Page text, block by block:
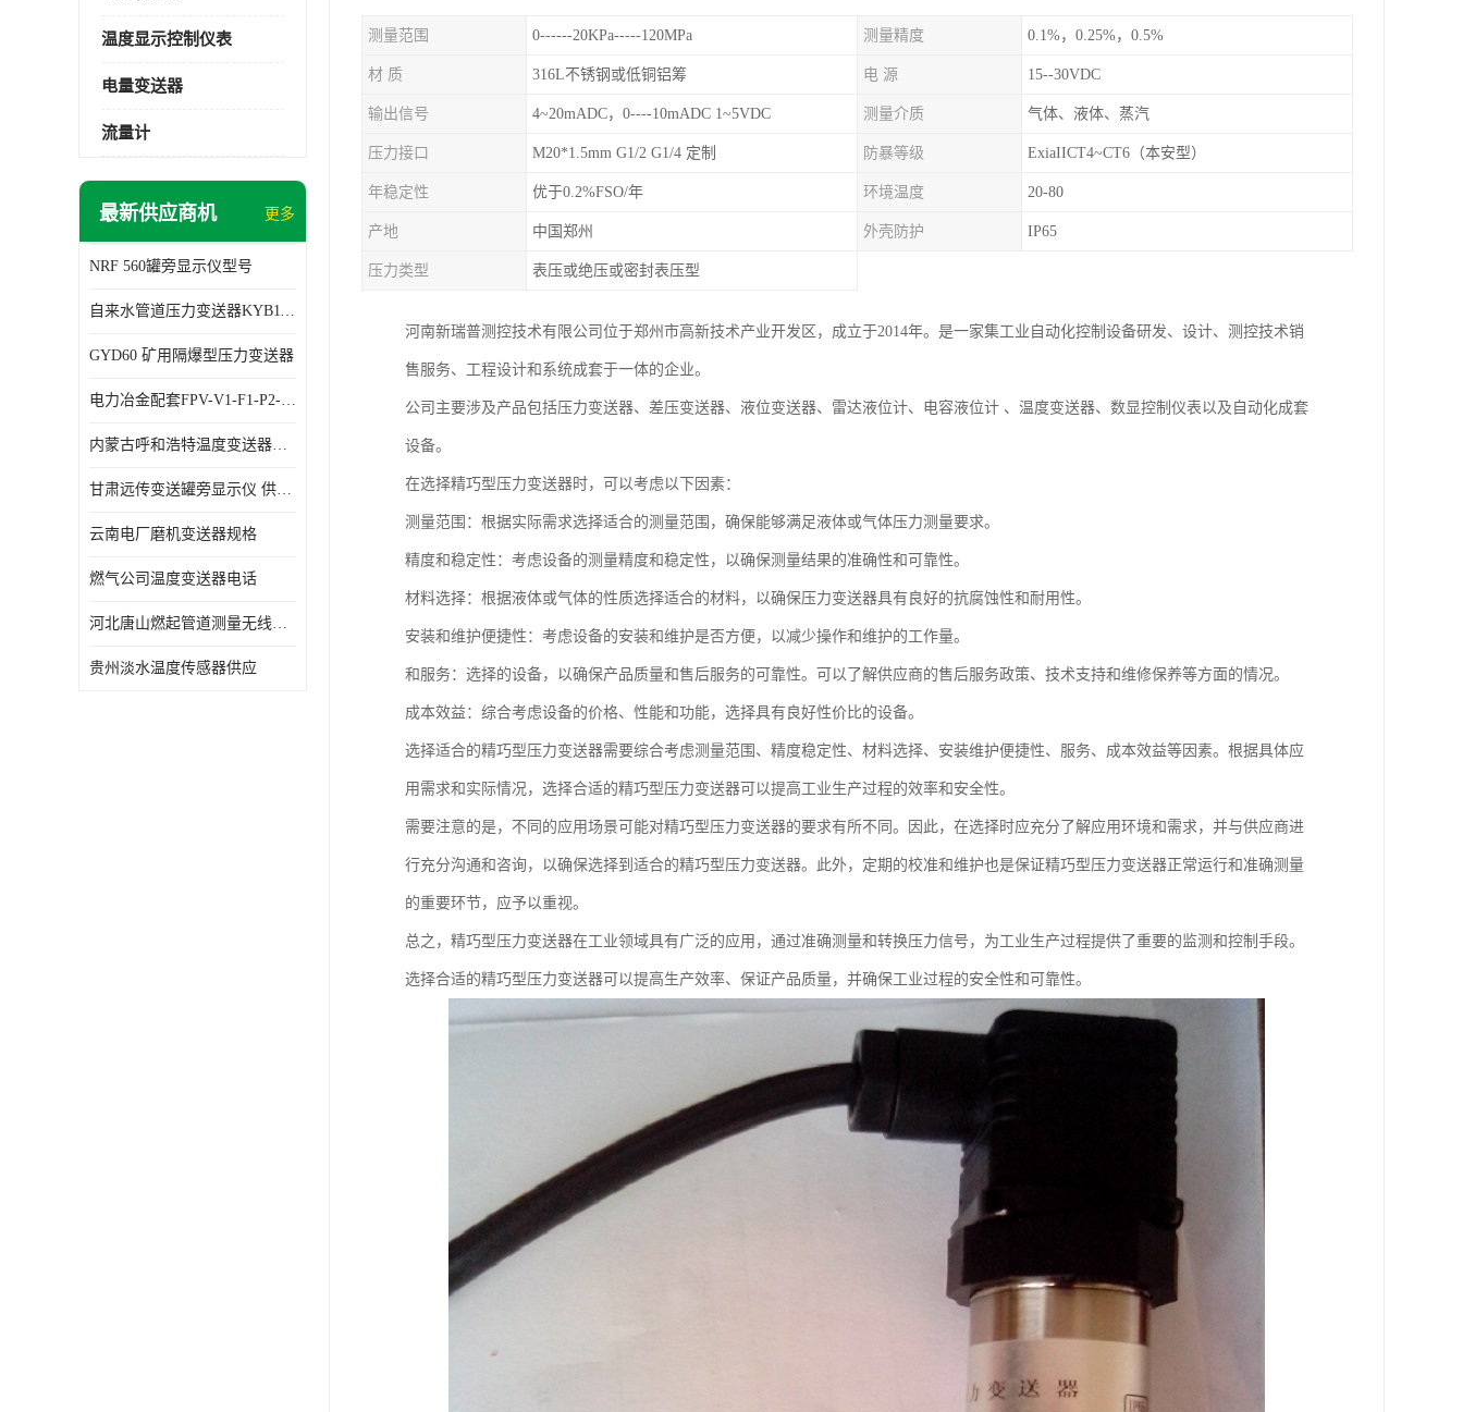
温度显示控制仪表
电量变送器
流量计
最新供应商机 更多
NRF 560罐旁显示仪型号
自来水管道压力变送器KYB11G03M2型号 使用方便
GYD60 矿用隔爆型压力变送器
电力冶金配套FPV-V1-F1-P2-03电压变送器
内蒙古呼和浩特温度变送器配套罐旁显示仪供应 性能稳定
甘肃远传变送罐旁显示仪 供应及时
云南电厂磨机变送器规格
燃气公司温度变送器电话
河北唐山燃起管道测量无线压力变送器型号 性能稳定
贵州淡水温度传感器供应
测量范围 0------20KPa-----120MPa 测量精度 0.1%，0.25%，0.5%
材 质 316L不锈钢或低铜铝筹 电 源 15--30VDC
输出信号 4~20mADC，0----10mADC 1~5VDC 测量介质 气体、液体、蒸汽
压力接口 M20*1.5mm G1/2 G1/4 定制 防暴等级 ExiaIICT4~CT6（本安型）
年稳定性 优于0.2%FSO/年 环境温度 20-80
产地 中国郑州 外壳防护 IP65
压力类型 表压或绝压或密封表压型
河南新瑞普测控技术有限公司位于郑州市高新技术产业开发区，成立于2014年。是一家集工业自动化控制设备研发、设计、测控技术销
售服务、工程设计和系统成套于一体的企业。
公司主要涉及产品包括压力变送器、差压变送器、液位变送器、雷达液位计、电容液位计 、温度变送器、数显控制仪表以及自动化成套
设备。
在选择精巧型压力变送器时，可以考虑以下因素：
测量范围：根据实际需求选择适合的测量范围，确保能够满足液体或气体压力测量要求。
精度和稳定性：考虑设备的测量精度和稳定性，以确保测量结果的准确性和可靠性。
材料选择：根据液体或气体的性质选择适合的材料，以确保压力变送器具有良好的抗腐蚀性和耐用性。
安装和维护便捷性：考虑设备的安装和维护是否方便，以减少操作和维护的工作量。
和服务：选择的设备，以确保产品质量和售后服务的可靠性。可以了解供应商的售后服务政策、技术支持和维修保养等方面的情况。
成本效益：综合考虑设备的价格、性能和功能，选择具有良好性价比的设备。
选择适合的精巧型压力变送器需要综合考虑测量范围、精度稳定性、材料选择、安装维护便捷性、服务、成本效益等因素。根据具体应
用需求和实际情况，选择合适的精巧型压力变送器可以提高工业生产过程的效率和安全性。
需要注意的是，不同的应用场景可能对精巧型压力变送器的要求有所不同。因此，在选择时应充分了解应用环境和需求，并与供应商进
行充分沟通和咨询，以确保选择到适合的精巧型压力变送器。此外，定期的校准和维护也是保证精巧型压力变送器正常运行和准确测量
的重要环节，应予以重视。
总之，精巧型压力变送器在工业领域具有广泛的应用，通过准确测量和转换压力信号，为工业生产过程提供了重要的监测和控制手段。
选择合适的精巧型压力变送器可以提高生产效率、保证产品质量，并确保工业过程的安全性和可靠性。